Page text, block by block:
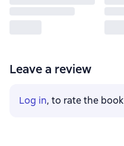
Leave a review
Log in, to rate the